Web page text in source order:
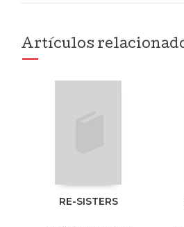
Artículos
RE-SISTERS